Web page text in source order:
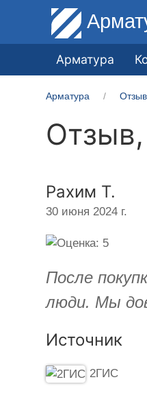
Арматура
Арматура
Рахим Т.
30 июня 2024 г.
После
люди. Мы
Источник
2ГИС